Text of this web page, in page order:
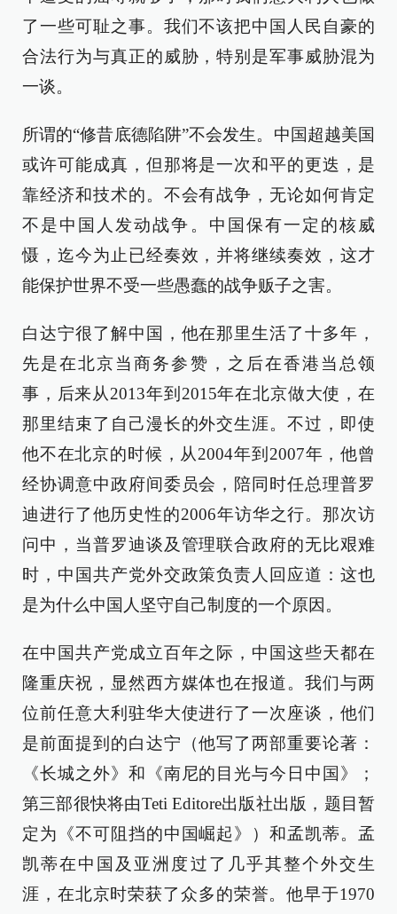
了一些可耻之事。我们不该把中国人民自豪的
合法行为与真正的威胁，特别是军事威胁混为
一谈。
所谓的“修昔底德陷阱”不会发生。中国超越美国
或许可能成真，但那将是一次和平的更迭，是
靠经济和技术的。不会有战争，无论如何肯定
不是中国人发动战争。中国保有一定的核威
慑，迄今为止已经奏效，并将继续奏效，这才
能保护世界不受一些愚蠢的战争贩子之害。
白达宁很了解中国，他在那里生活了十多年，
先是在北京当商务参赞，之后在香港当总领
事，后来从2013年到2015年在北京做大使，在
那里结束了自己漫长的外交生涯。不过，即使
他不在北京的时候，从2004年到2007年，他曾
经协调意中政府间委员会，陪同时任总理普罗
迪进行了他历史性的2006年访华之行。那次访
问中，当普罗迪谈及管理联合政府的无比艰难
时，中国共产党外交政策负责人回应道：这也
是为什么中国人坚守自己制度的一个原因。
在中国共产党成立百年之际，中国这些天都在
隆重庆祝，显然西方媒体也在报道。我们与两
位前任意大利驻华大使进行了一次座谈，他们
是前面提到的白达宁（他写了两部重要论著：
《长城之外》和《南尼的目光与今日中国》；
第三部很快将由Teti Editore出版社出版，题目暂
定为《不可阻挡的中国崛起》）和孟凯蒂。孟
凯蒂在中国及亚洲度过了几乎其整个外交生
涯，在北京时荣获了众多的荣誉。他早于1970